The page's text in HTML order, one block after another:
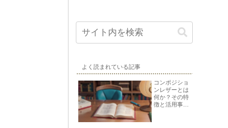
よく読まれている記事
コンポジショ
ンレザーとは
何か？その特
徴と活用事例